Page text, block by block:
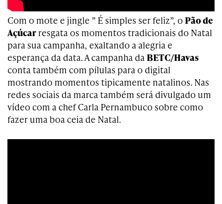
Com o mote e jingle ” É simples ser feliz”, o Pão de
Açúcar resgata os momentos tradicionais do Natal
para sua campanha, exaltando a alegria e
esperança da data. A campanha daBETC/Havas
conta também com pílulas para o digital
mostrando momentos tipicamente natalinos. Nas
redes sociais da marca também será divulgado um
vídeo com a chef Carla Pernambuco sobre como
fazer uma boa ceia de Natal.